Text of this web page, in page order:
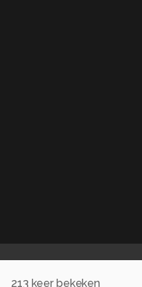
213 keer bekeken